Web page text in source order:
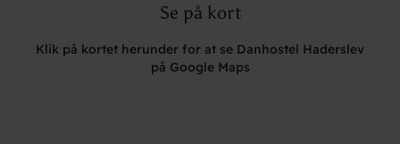
Se på kort
Klik på kortet herunder for at se Danhostel Haderslev
på Google Maps